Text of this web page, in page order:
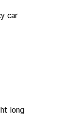
car
long